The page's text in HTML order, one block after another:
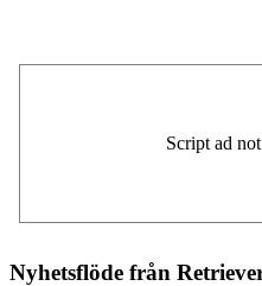
Nyhetsflöde från